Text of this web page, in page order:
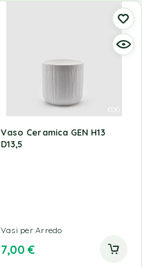
Vaso Ceramica GEN H13
D13,5
Vasi per Arredo
7,00€